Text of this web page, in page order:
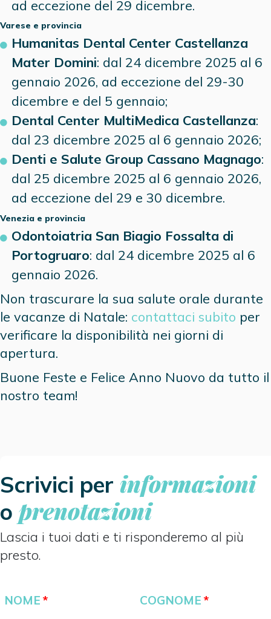
ad eccezione del 29 dicembre.
Varese e provincia
Humanitas Dental Center Castellanza
Mater Domini: dal 24 dicembre 2025 al 6
gennaio 2026, ad eccezione del 29-30
dicembre e del 5 gennaio;
Dental Center MultiMedica Castellanza:
dal 23 dicembre 2025 al 6 gennaio 2026;
Denti e Salute Group Cassano Magnago:
dal 25 dicembre 2025 al 6 gennaio 2026,
ad eccezione del 29 e 30 dicembre.
Venezia e provincia
Odontoiatria San Biagio Fossalta di
Portogruaro: dal 24 dicembre 2025 al 6
gennaio 2026.
Non trascurare la sua salute orale durante
le vacanze di Natale: contattaci subito per
verificare la disponibilità nei giorni di
apertura.
Buone Feste e Felice Anno Nuovo da tutto il
nostro team!
Scrivici per informazioni
o prenotazioni
Lascia i tuoi dati e ti risponderemo al più
presto.
NOME COGNOME